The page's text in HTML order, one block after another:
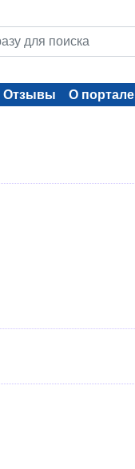
Отзывы О портале